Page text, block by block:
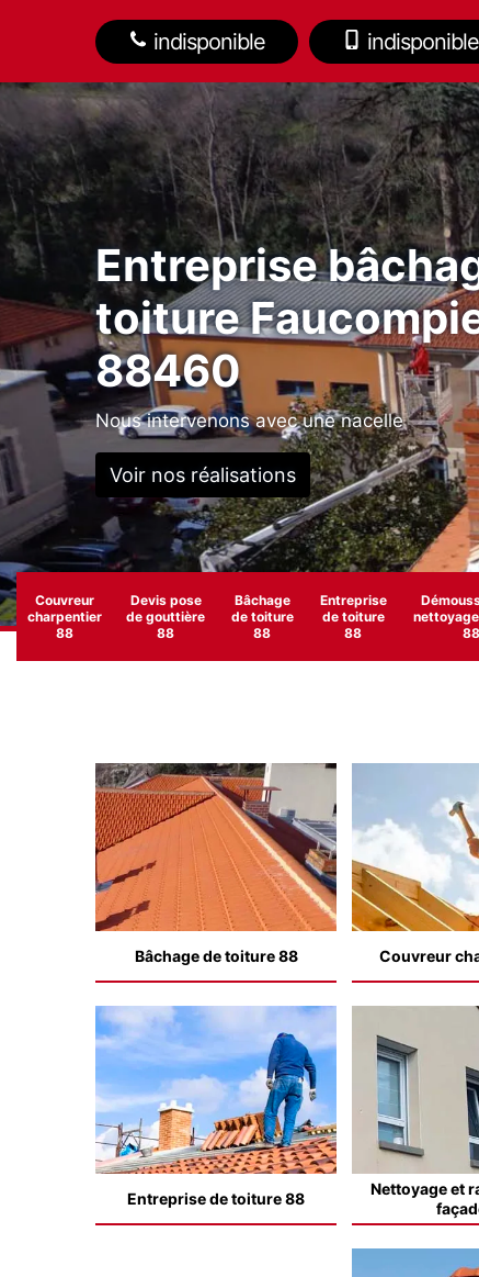
indisponible indisponible
Entreprise
toiture
88460
Nous intervenons avec une nacelle
Voir nos réalisations
Couvreur
charpentier
88
Devis pose
de gouttière
88
Bâchage
de toiture
88
Entreprise
de toiture
88
88
Bâchage de toiture 88 Couvreur
Entreprise de toiture 88
Nettoyage et